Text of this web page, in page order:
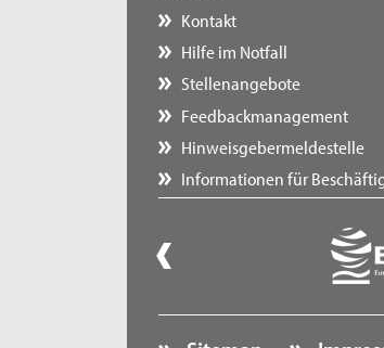
Kontakt
Hilfe im Notfall
Stellenangebote
Feedbackmanagement
Hinweisgebermeldestelle
Informationen für